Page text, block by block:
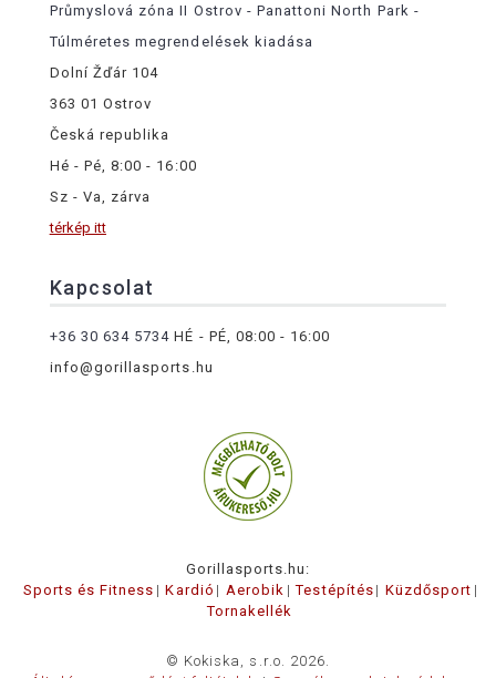
Průmyslová zóna II Ostrov - Panattoni North Park -
Túlméretes megrendelések kiadása
Dolní Žďár 104
363 01 Ostrov
Česká republika
Hé - Pé, 8:00 - 16:00
Sz - Va, zárva
térkép itt
Kapcsolat
+36 30 634 5734 HÉ - PÉ, 08:00 - 16:00
info@gorillasports.hu
Gorillasports.hu:
Sports és Fitness
Kardió Aerobik Testépítés
Küzdősport
Tornakellék
© Kokiska, s.r.o. 2026.